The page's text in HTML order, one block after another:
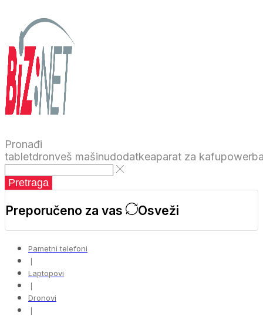
Pronađi
tabletdronveš mašinudodatkeaparat za kafu
Pretraga
Preporučeno za vas Osveži
Pametni telefoni
❘
Laptopovi
❘
Dronovi
❘